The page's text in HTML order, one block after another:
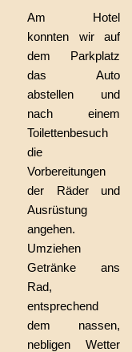
Am Hotel
konnten wir auf
dem Parkplatz
das Auto
abstellen und
nach einem
Toilettenbesuch
die
Vorbereitungen
der Räder und
Ausrüstung
angehen.
Umziehen
Getränke ans
Rad,
entsprechend
dem nassen,
nebligen Wetter